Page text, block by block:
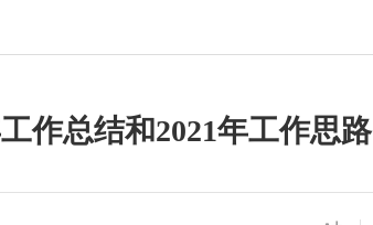
作总结和2021年工作思路